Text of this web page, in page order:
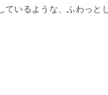
ているような、ふわっと